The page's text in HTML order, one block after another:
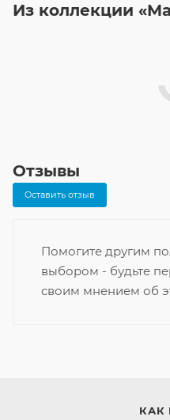
Из коллекции
Отзывы
Оставить отзыв
Помогите другим
выбором - будьте
своим мнением об
КАК